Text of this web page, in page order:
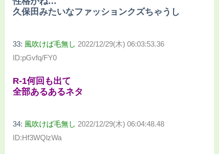
久保田みたいなファッションクズちゃうし
33: 風吹けば毛無し 2022/12/29(木) 06:03:53.36
ID:pGvfq/FY0
R-1何回も出て
全部あるあるネタ
34: 風吹けば毛無し 2022/12/29(木) 06:04:48.48
ID:Hf3WQlzWa